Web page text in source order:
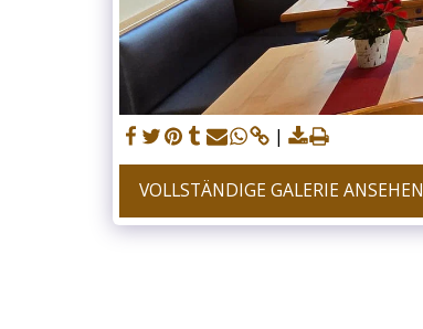
VOLLSTÄNDIGE GALERIE ANSEHEN